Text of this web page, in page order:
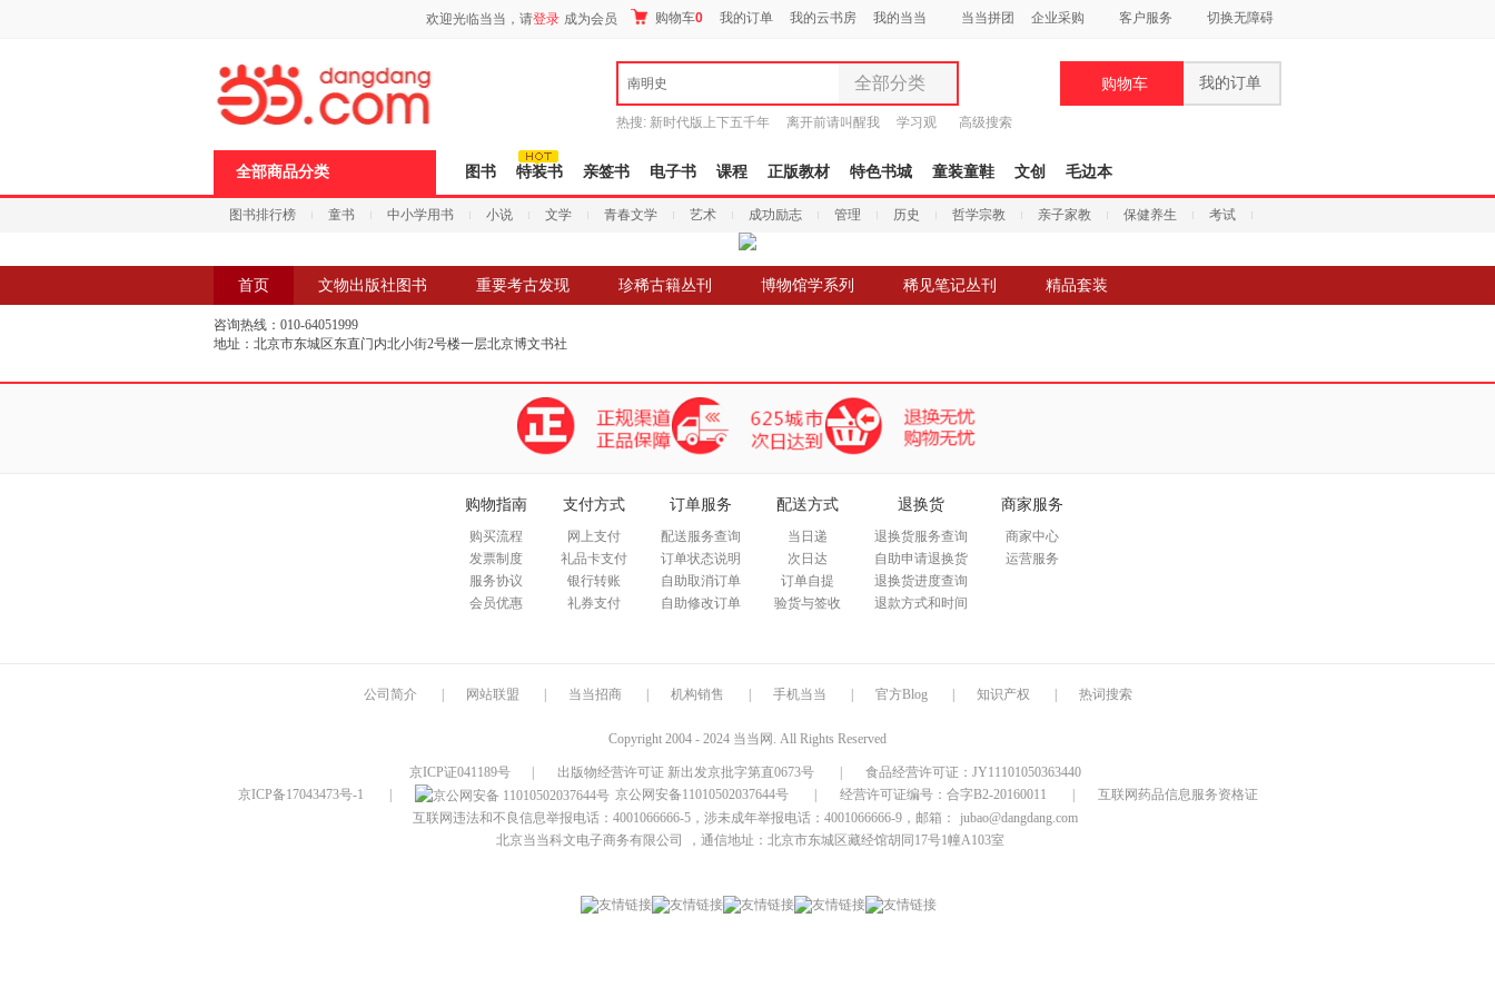
欢迎光临当当，请登录 成为会员 购物车0 我的订单 我的云书房 我的当当 当当拼团 企业采购 客户服务 切换无障碍
南明史 全部分类
全部分类
图书
电子书
音像
时尚美妆
母婴用品
童装童鞋
家居日用
家具装饰
手表饰品
运动户外
汽车用品
电脑办公
大家电
热搜: 新时代版上下五千年 离开前请叫醒我
学习观
高级搜索
购物车 我的订单
全部商品分类 图书 特装书 亲签书 电子书 课程 正版教材 特色书城 童装童鞋 文创 毛边本
图书排行榜 童书 中小学用书 小说 文学 青春文学 艺术 成功励志 管理 历史 哲学宗教 亲子家教 保健养生 考试
首页 文物出版社图书 重要考古发现 珍稀古籍丛刊 博物馆学系列 稀见笔记丛刊 精品套装
咨询热线：010-64051999
地址：北京市东城区东直门内北小街2号楼一层北京博文书社
购物指南
购买流程
发票制度
服务协议
会员优惠
支付方式
网上支付
礼品卡支付
银行转账
礼券支付
订单服务
配送服务查询
订单状态说明
自助取消订单
自助修改订单
配送方式
当日递
次日达
订单自提
验货与签收
退换货
退换货服务查询
自助申请退换货
退换货进度查询
退款方式和时间
商家服务
商家中心
运营服务
公司简介 网站联盟 当当招商 机构销售 手机当当 官方Blog 知识产权 热词搜索
Copyright 2004 - 2024 当当网. All Rights Reserved
京ICP证041189号 出版物经营许可证 新出发京批字第直0673号
食品经营许可证：JY11101050363440
京ICP备17043473号-1
京公网安备11010502037644号 经营许可证编号：合字B2-20160011
互联网药品信息服务资格证
互联网违法和不良信息举报电话：4001066666-5，涉未成年举报电话：4001066666-9，邮箱：
jubao@dangdang.com
北京当当科文电子商务有限公司
，通信地址：北京市东城区藏经馆胡同17号1幢A103室
页
浪
导